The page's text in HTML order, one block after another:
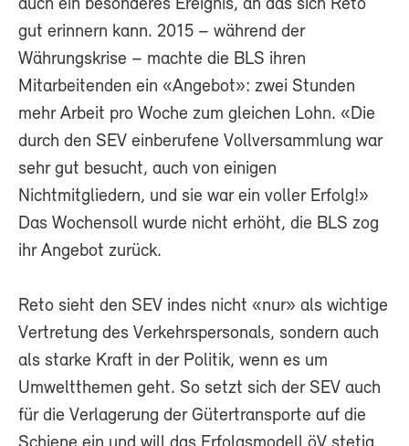
auch ein besonderes Ereignis, an das sich Reto
gut erinnern kann. 2015 – während der
Währungskrise – machte die BLS ihren
Mitarbeitenden ein «Angebot»: zwei Stunden
mehr Arbeit pro Woche zum gleichen Lohn. «Die
durch den SEV einberufene Vollversammlung war
sehr gut besucht, auch von einigen
Nichtmitgliedern, und sie war ein voller Erfolg!»
Das Wochensoll wurde nicht erhöht, die BLS zog
ihr Angebot zurück.
Reto sieht den SEV indes nicht «nur» als wichtige
Vertretung des Verkehrspersonals, sondern auch
als starke Kraft in der Politik, wenn es um
Umweltthemen geht. So setzt sich der SEV auch
für die Verlagerung der Gütertransporte auf die